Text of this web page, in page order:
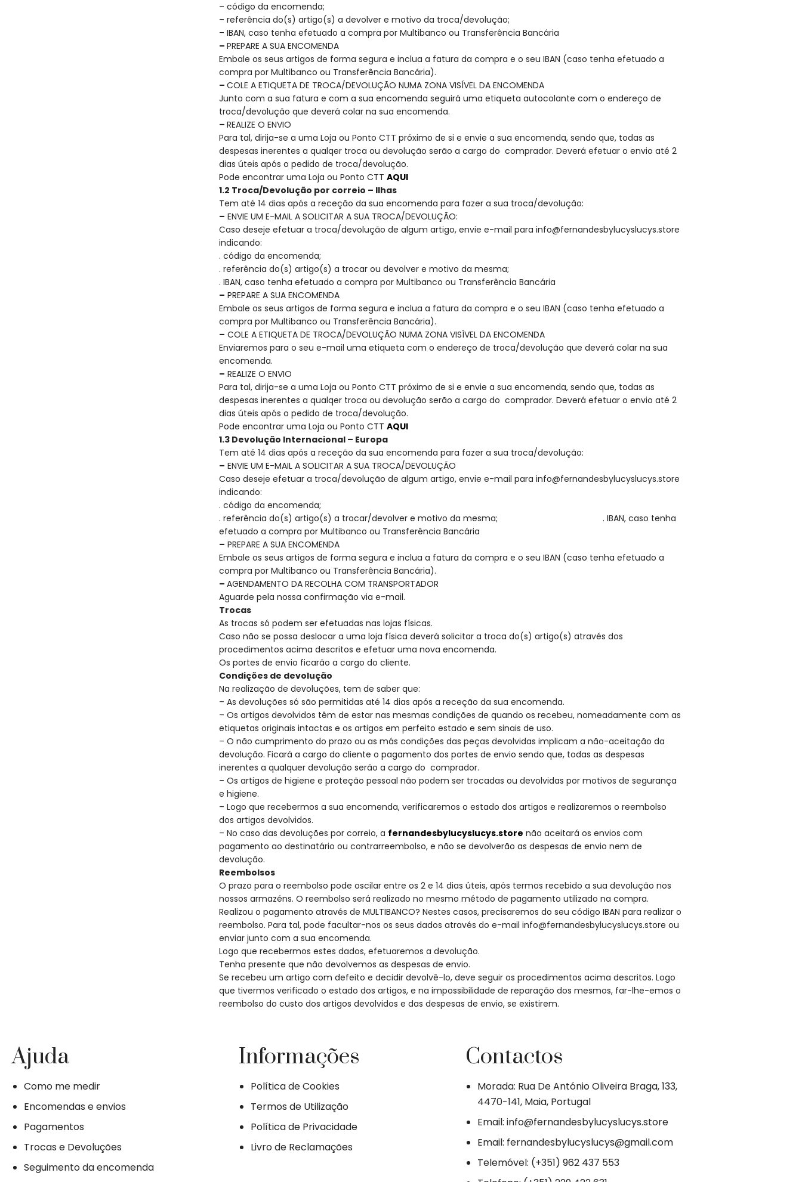
– código da encomenda;
– referência do(s) artigo(s) a devolver e motivo da troca/devolução;
– IBAN, caso tenha efetuado a compra por Multibanco ou Transferência Bancária
– PREPARE A SUA ENCOMENDA
Embale os seus artigos de forma segura e inclua a fatura da compra e o seu IBAN (caso tenha efetuado a
compra por Multibanco ou Transferência Bancária).
– COLE A ETIQUETA DE TROCA/DEVOLUÇÃO NUMA ZONA VISÍVEL DA ENCOMENDA
Junto com a sua fatura e com a sua encomenda seguirá uma etiqueta autocolante com o endereço de
troca/devolução que deverá colar na sua encomenda.
– REALIZE O ENVIO
Para tal, dirija-se a uma Loja ou Ponto CTT próximo de si e envie a sua encomenda, sendo que, todas as
despesas inerentes a qualqer troca ou devolução serão a cargo do comprador. Deverá efetuar o envio até 2
dias úteis após o pedido de troca/devolução.
Pode encontrar uma Loja ou Ponto CTT AQUI
1.2 Troca/Devolução por correio – Ilhas
Tem até 14 dias após a receção da sua encomenda para fazer a sua troca/devolução:
– ENVIE UM E-MAIL A SOLICITAR A SUA TROCA/DEVOLUÇÃO:
Caso deseje efetuar a troca/devolução de algum artigo, envie e-mail para info@fernandesbylucyslucys.store
indicando:
. código da encomenda;
. referência do(s) artigo(s) a trocar ou devolver e motivo da mesma;
. IBAN, caso tenha efetuado a compra por Multibanco ou Transferência Bancária
– PREPARE A SUA ENCOMENDA
Embale os seus artigos de forma segura e inclua a fatura da compra e o seu IBAN (caso tenha efetuado a
compra por Multibanco ou Transferência Bancária).
– COLE A ETIQUETA DE TROCA/DEVOLUÇÃO NUMA ZONA VISÍVEL DA ENCOMENDA
Enviaremos para o seu e-mail uma etiqueta com o endereço de troca/devolução que deverá colar na sua
encomenda.
– REALIZE O ENVIO
Para tal, dirija-se a uma Loja ou Ponto CTT próximo de si e envie a sua encomenda, sendo que, todas as
despesas inerentes a qualqer troca ou devolução serão a cargo do comprador. Deverá efetuar o envio até 2
dias úteis após o pedido de troca/devolução.
Pode encontrar uma Loja ou Ponto CTT AQUI
1.3 Devolução Internacional – Europa
Tem até 14 dias após a receção da sua encomenda para fazer a sua troca/devolução:
– ENVIE UM E-MAIL A SOLICITAR A SUA TROCA/DEVOLUÇÃO
Caso deseje efetuar a troca/devolução de algum artigo, envie e-mail para info@fernandesbylucyslucys.store
indicando:
. código da encomenda;
. referência do(s) artigo(s) a trocar/devolver e motivo da mesma; . IBAN, caso tenha
efetuado a compra por Multibanco ou Transferência Bancária
– PREPARE A SUA ENCOMENDA
Embale os seus artigos de forma segura e inclua a fatura da compra e o seu IBAN (caso tenha efetuado a
compra por Multibanco ou Transferência Bancária).
– AGENDAMENTO DA RECOLHA COM TRANSPORTADOR
Aguarde pela nossa confirmação via e-mail.
Trocas
As trocas só podem ser efetuadas nas lojas físicas.
Caso não se possa deslocar a uma loja física deverá solicitar a troca do(s) artigo(s) através dos
procedimentos acima descritos e efetuar uma nova encomenda.
Os portes de envio ficarão a cargo do cliente.
Condições de devolução
Na realização de devoluções, tem de saber que:
– As devoluções só são permitidas até 14 dias após a receção da sua encomenda.
– Os artigos devolvidos têm de estar nas mesmas condições de quando os recebeu, nomeadamente com as
etiquetas originais intactas e os artigos em perfeito estado e sem sinais de uso.
– O não cumprimento do prazo ou as más condições das peças devolvidas implicam a não-aceitação da
devolução. Ficará a cargo do cliente o pagamento dos portes de envio sendo que, todas as despesas
inerentes a qualquer devolução serão a cargo do comprador.
– Os artigos de higiene e proteção pessoal não podem ser trocadas ou devolvidas por motivos de segurança
e higiene.
– Logo que recebermos a sua encomenda, verificaremos o estado dos artigos e realizaremos o reembolso
dos artigos devolvidos.
– No caso das devoluções por correio, a fernandesbylucyslucys.store não aceitará os envios com
pagamento ao destinatário ou contrarreembolso, e não se devolverão as despesas de envio nem de
devolução.
Reembolsos
O prazo para o reembolso pode oscilar entre os 2 e 14 dias úteis, após termos recebido a sua devolução nos
nossos armazéns. O reembolso será realizado no mesmo método de pagamento utilizado na compra.
Realizou o pagamento através de MULTIBANCO? Nestes casos, precisaremos do seu código IBAN para realizar o
reembolso. Para tal, pode facultar-nos os seus dados através do e-mail info@fernandesbylucyslucys.store ou
enviar junto com a sua encomenda.
Logo que recebermos estes dados, efetuaremos a devolução.
Tenha presente que não devolvemos as despesas de envio.
Se recebeu um artigo com defeito e decidir devolvê-lo, deve seguir os procedimentos acima descritos. Logo
que tivermos verificado o estado dos artigos, e na impossibilidade de reparação dos mesmos, far-lhe-emos o
reembolso do custo dos artigos devolvidos e das despesas de envio, se existirem.
Ajuda
Como me medir
Encomendas e envios
Pagamentos
Trocas e Devoluções
Seguimento da encomenda
Informações
Política de Cookies
Termos de Utilização
Política de Privacidade
Livro de Reclamações
Contactos
Morada: Rua De António Oliveira Braga, 133,
4470-141, Maia, Portugal
Email: info@fernandesbylucyslucys.store
Email: fernandesbylucyslucys@gmail.com
Telemóvel: (+351) 962 437 553